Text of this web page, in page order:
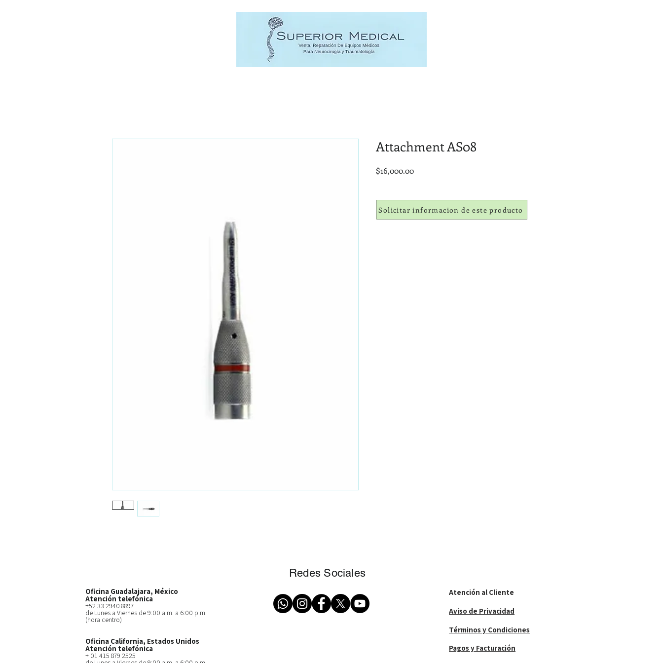
Attachment AS08
$16,000.00Precio
Solicitar informacion de este producto
Redes Sociales
Oficina Guadalajara, México
Atención telefónica
+52 33 2940 8897
de Lunes a Viernes de 9:00 a.m. a 6:00 p.m.
(hora centro)
Oficina California, Estados Unidos
Atención telefónica
+ 01 415 879 2525
Atención al Cliente
Aviso de Privacidad
Términos y Condiciones
Pagos y Facturación